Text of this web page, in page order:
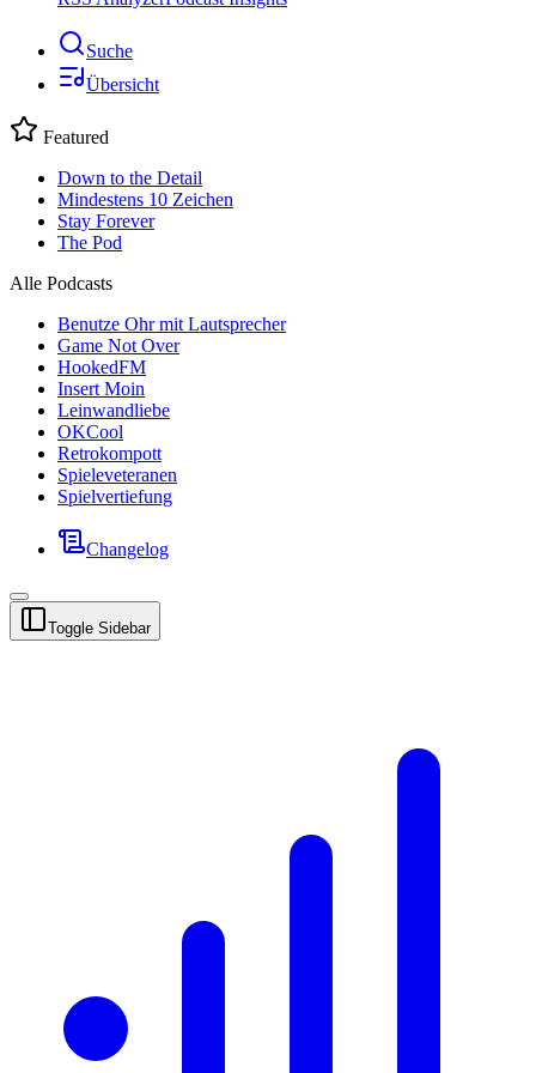
Suche
Übersicht
Featured
Down to the Detail
Mindestens 10 Zeichen
Stay Forever
The Pod
Alle Podcasts
Benutze Ohr mit Lautsprecher
Game Not Over
HookedFM
Insert Moin
Leinwandliebe
OKCool
Retrokompott
Spieleveteranen
Spielvertiefung
Changelog
Toggle Sidebar